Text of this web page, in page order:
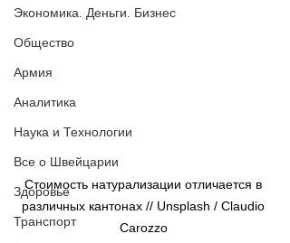
Экономика. Деньги. Бизнес
Общество
Армия
Аналитика
Наука и Технологии
Все о Швейцарии
Здоровье
Транспорт
Стоимость натурализации отличается в
различных кантонах // Unsplash / Claudio
Carozzo